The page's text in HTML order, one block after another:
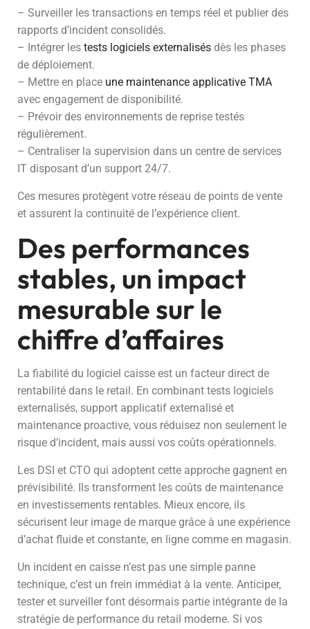
– Surveiller les transactions en temps réel et publier des
rapports d’incident consolidés.
– Intégrer les tests logiciels externalisés dès les phases
de déploiement.
– Mettre en place une maintenance applicative TMA
avec engagement de disponibilité.
– Prévoir des environnements de reprise testés
régulièrement.
– Centraliser la supervision dans un centre de services
IT disposant d’un support 24/7.
Ces mesures protègent votre réseau de points de vente
et assurent la continuité de l’expérience client.
Des performances
stables, un impact
mesurable sur le
chiffre d’affaires
La fiabilité du logiciel caisse est un facteur direct de
rentabilité dans le retail. En combinant tests logiciels
externalisés, support applicatif externalisé et
maintenance proactive, vous réduisez non seulement le
risque d’incident, mais aussi vos coûts opérationnels.
Les DSI et CTO qui adoptent cette approche gagnent en
prévisibilité. Ils transforment les coûts de maintenance
en investissements rentables. Mieux encore, ils
sécurisent leur image de marque grâce à une expérience
d’achat fluide et constante, en ligne comme en magasin.
Un incident en caisse n’est pas une simple panne
technique, c’est un frein immédiat à la vente. Anticiper,
tester et surveiller font désormais partie intégrante de la
stratégie de performance du retail moderne. Si vos